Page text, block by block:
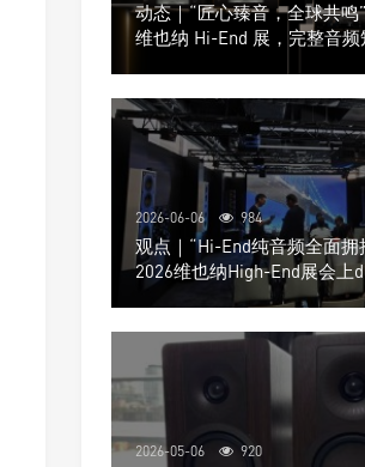
动态｜“匠心臻音，全球共鸣
维也纳 Hi-End 展，完整音
2026-06-06 984
观点｜“Hi-End纯音频全面拥
2026维也纳High-End展会上
Trinnov Audio搭建多声道演
2026-05-06 920